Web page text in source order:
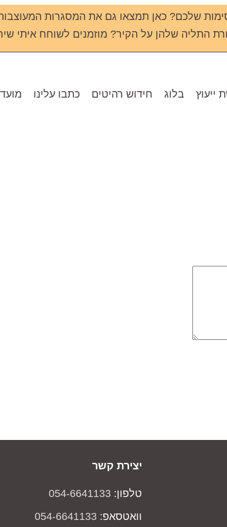
שלכם? כאן תמצאו גם את המסגרות
שלהן על הקיר? מוזמנים לשוחח איתי שירי -
ייעוץ בלוג חידוש רהיטים כתבו עלינו
יצירת קשר
טלפון: 054-6641133
וואטסאפ: 054-6641133